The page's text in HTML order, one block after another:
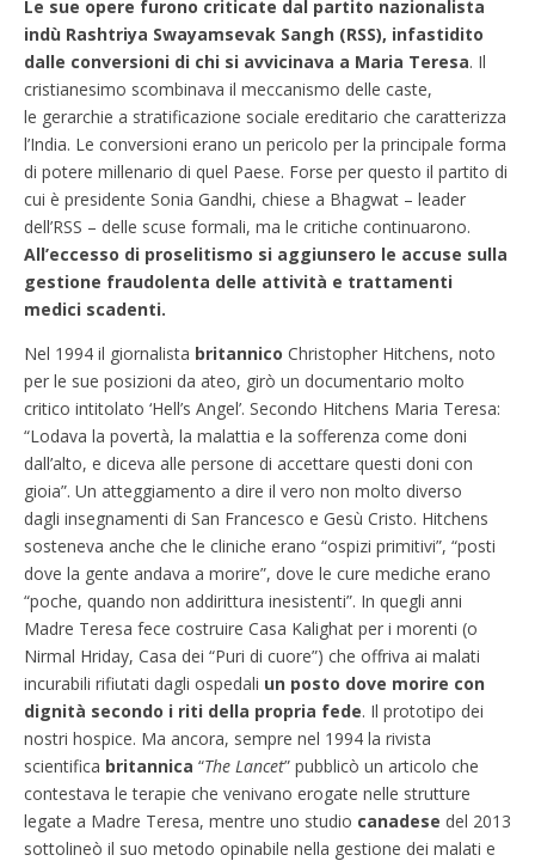
Le sue opere furono criticate dal partito nazionalista
indù Rashtriya Swayamsevak Sangh (RSS), infastidito
dalle conversioni di chi si avvicinava a Maria Teresa. Il
cristianesimo scombinava il meccanismo delle caste,
le gerarchie a stratificazione sociale ereditario che caratterizza
l’India. Le conversioni erano un pericolo per la principale forma
di potere millenario di quel Paese. Forse per questo il partito di
cui è presidente Sonia Gandhi, chiese a Bhagwat – leader
dell’RSS – delle scuse formali, ma le critiche continuarono.
All’eccesso di proselitismo si aggiunsero le accuse sulla
gestione fraudolenta delle attività e trattamenti
medici scadenti.
Nel 1994 il giornalista britannico Christopher Hitchens, noto
per le sue posizioni da ateo, girò un documentario molto
critico intitolato ‘Hell’s Angel’. Secondo Hitchens Maria Teresa:
“Lodava la povertà, la malattia e la sofferenza come doni
dall’alto, e diceva alle persone di accettare questi doni con
gioia”. Un atteggiamento a dire il vero non molto diverso
dagli insegnamenti di San Francesco e Gesù Cristo. Hitchens
sosteneva anche che le cliniche erano “ospizi primitivi”, “posti
dove la gente andava a morire”, dove le cure mediche erano
“poche, quando non addirittura inesistenti”. In quegli anni
Madre Teresa fece costruire Casa Kalighat per i morenti (o
Nirmal Hriday, Casa dei “Puri di cuore”) che offriva ai malati
incurabili rifiutati dagli ospedali un posto dove morire con
dignità secondo i riti della propria fede. Il prototipo dei
nostri hospice. Ma ancora, sempre nel 1994 la rivista
scientifica britannica “The Lancet” pubblicò un articolo che
contestava le terapie che venivano erogate nelle strutture
legate a Madre Teresa, mentre uno studio canadese del 2013
sottolineò il suo metodo opinabile nella gestione dei malati e